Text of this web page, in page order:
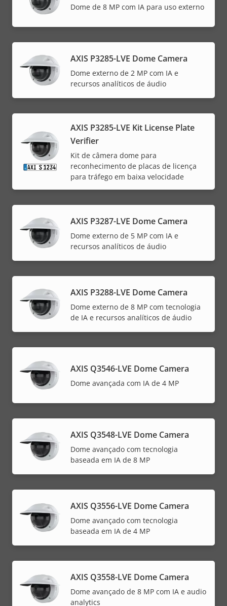
Dome de 8 MP com IA para uso externo
AXIS P3285-LVE Dome Camera
Dome externo de 2 MP com IA e
recursos analíticos de áudio
AXIS P3285-LVE Kit License Plate
Verifier
Kit de câmera dome para
reconhecimento de placas de licença
para tráfego em baixa velocidade
AXIS P3287-LVE Dome Camera
Dome externo de 5 MP com IA e
recursos analíticos de áudio
AXIS P3288-LVE Dome Camera
Dome externo de 8 MP com tecnologia
de IA e recursos analíticos de áudio
AXIS Q3546-LVE Dome Camera
Dome avançada com IA de 4 MP
AXIS Q3548-LVE Dome Camera
Dome avançado com tecnologia
baseada em IA de 8 MP
AXIS Q3556-LVE Dome Camera
Dome avançado com tecnologia
baseada em IA de 4 MP
AXIS Q3558-LVE Dome Camera
Dome avançado de 8 MP com IA e audio
analytics